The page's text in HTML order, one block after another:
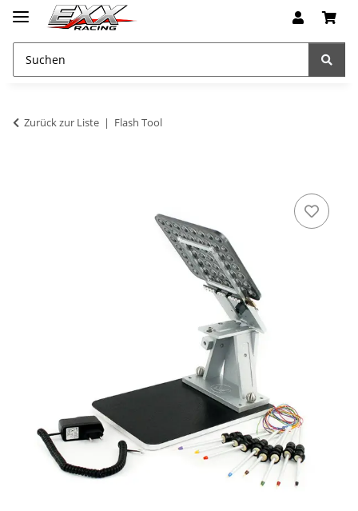
Zurück zur Liste Flash Tool